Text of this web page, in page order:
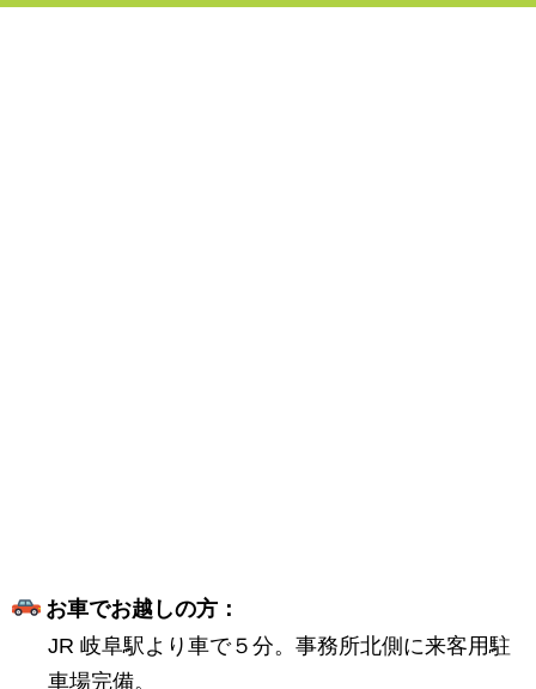
お車でお越しの方：
JR 岐阜駅より車で５分。事務所北側に来客用駐
車場完備。